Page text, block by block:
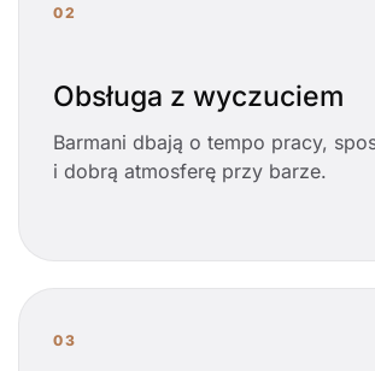
02
Obsługa z wyczuciem
Barmani dbają o tempo pracy,
i dobrą atmosferę przy barze.
03